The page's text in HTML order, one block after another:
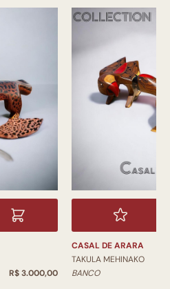
R$ 3.000,00
CASAL DE ARARA
TAKULA MEHINAKO
BANCO